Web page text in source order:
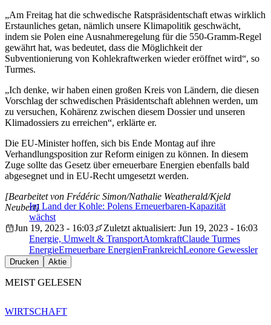
„Am Freitag hat die schwedische Ratspräsidentschaft etwas wirklich
Erstaunliches getan, nämlich unsere Klimapolitik geschwächt,
indem sie Polen eine Ausnahmeregelung für die 550-Gramm-Regel
gewährt hat, was bedeutet, dass die Möglichkeit der
Subventionierung von Kohlekraftwerken wieder eröffnet wird“, so
Turmes.
„Ich denke, wir haben einen großen Kreis von Ländern, die diesen
Vorschlag der schwedischen Präsidentschaft ablehnen werden, um
zu versuchen, Kohärenz zwischen diesem Dossier und unseren
Klimadossiers zu erreichen“, erklärte er.
Die EU-Minister hoffen, sich bis Ende Montag auf ihre
Verhandlungsposition zur Reform einigen zu können. In diesem
Zuge sollte das Gesetz über erneuerbare Energien ebenfalls bald
abgesegnet und in EU-Recht umgesetzt werden.
Im Land der Kohle: Polens Erneuerbaren-Kapazität
wächst
[Bearbeitet von Frédéric Simon/Nathalie Weatherald/Kjeld
Neubert]
Jun 19, 2023 - 16:03
Zuletzt aktualisiert: Jun 19, 2023 - 16:03
Energie, Umwelt & TransportAtomkraftClaude Turmes
EnergieErneuerbare EnergienFrankreichLeonore Gewessler
Drucken Aktie
MEIST GELESEN
WIRTSCHAFT